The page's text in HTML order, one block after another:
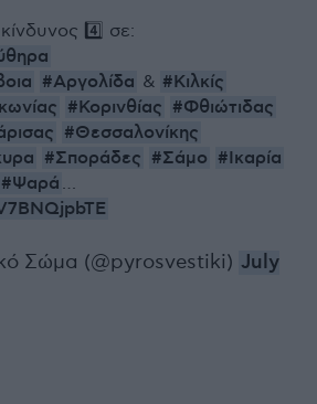
4️⃣ σε:
#Αργολίδα & #Κιλκίς
#Κορινθίας #Φθιώτιδας
#Θεσσαλονίκης
#Σποράδες #Σάμο #Ικαρία
#Ψαρά …
Σώμα (@pyrosvestiki) July